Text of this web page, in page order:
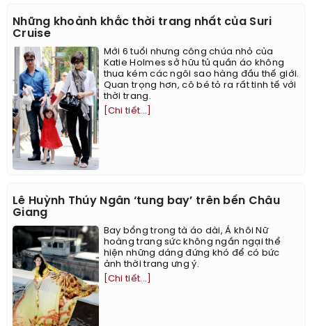
Những khoảnh khắc thời trang nhất của Suri
Cruise
Mới 6 tuổi nhưng công chúa nhỏ của
Katie Holmes sở hữu tủ quần áo không
thua kém các ngôi sao hàng đầu thế giới.
Quan trọng hơn, cô bé tỏ ra rất tinh tế với
thời trang.
[Chi tiết...]
Lê Huỳnh Thúy Ngân ‘tung bay’ trên bến Châu
Giang
Bay bổng trong tà áo dài, Á khôi Nữ
hoàng trang sức không ngần ngại thể
hiện những dáng đứng khó để có bức
ảnh thời trang ưng ý.
[Chi tiết...]